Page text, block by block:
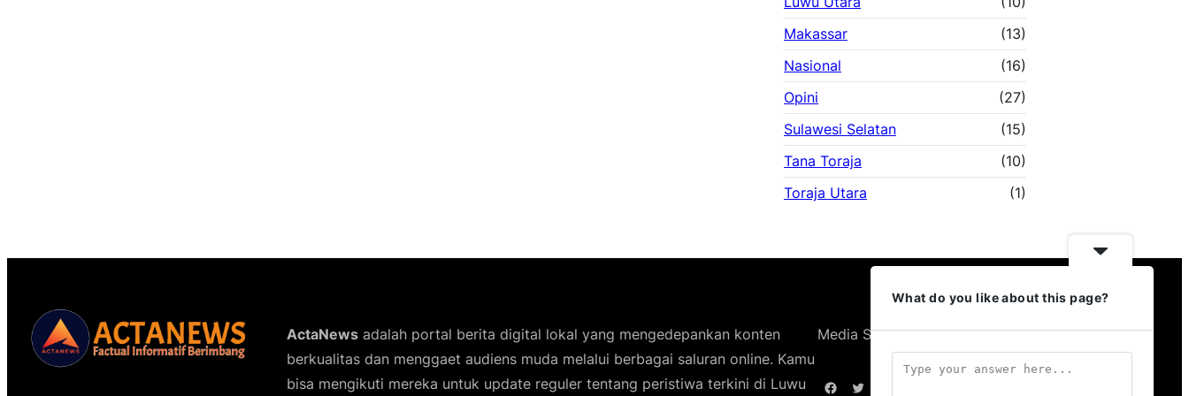
Makassar
(13)
Nasional
(16)
Opini
(27)
Sulawesi Selatan
(15)
Tana Toraja
(10)
Toraja Utara
(1)
ActaNews adalah portal berita digital lokal yang mengedepankan konten
berkualitas dan menggaet audiens muda melalui berbagai saluran online. Kamu
bisa mengikuti mereka untuk update reguler tentang peristiwa terkini di Luwu
Media Sosial Kami
Facebook Twitter
What do you like about this page?